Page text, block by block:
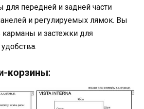
передней и задней части
и регулируемых лямок. Вы
и застежки для
корзины: